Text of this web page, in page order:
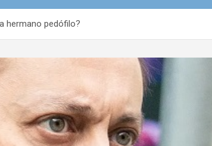
hermano pedófilo?